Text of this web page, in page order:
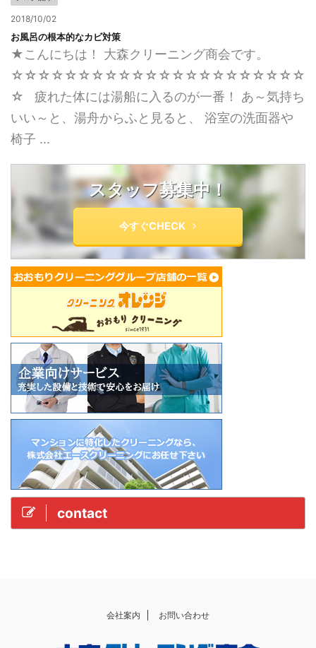
2018/10/02
お風呂の根本的なカビ対策
★こんにちは！ 大森クリーニング商会です。
☆☆☆☆☆☆☆☆☆☆☆☆☆☆☆☆☆☆☆☆☆☆
☆ 疲れた体には湯船に入るのが一番！ あ～気持ち
いい～と、湯舟からふと見ると、 浴室の洗面器や
椅子 ...
スタッフ募集中！
今すぐCHECK
contact
会社案内 お問い合わせ